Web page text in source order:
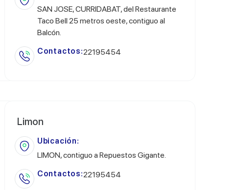
SAN JOSE, CURRIDABAT, del Restaurante
Taco Bell 25 metros oeste, contiguo al
Balcón.
Contactos:22195454
Limon
Ubicación:
LIMON, contiguo a Repuestos Gigante.
Contactos:22195454